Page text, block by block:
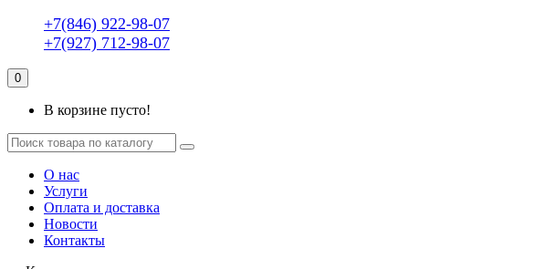
+7(846) 922-98-07
+7(927) 712-98-07
0
В корзине пусто!
О нас
Услуги
Оплата и доставка
Новости
Контакты